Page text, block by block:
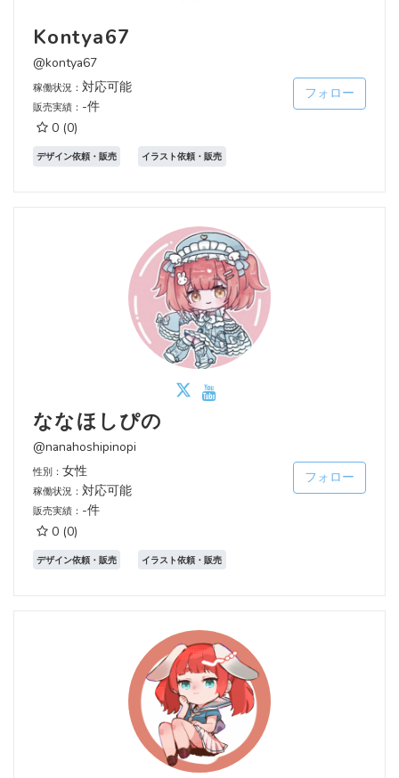
Kontya67
@kontya67
稼働状況： 対応可能
販売実績： -件
0 (0)
フォロー
デザイン依頼・販売 イラスト依頼・販売
ななほしぴの
@nanahoshipinopi
性別： 女性
稼働状況： 対応可能
販売実績： -件
0 (0)
フォロー
デザイン依頼・販売 イラスト依頼・販売